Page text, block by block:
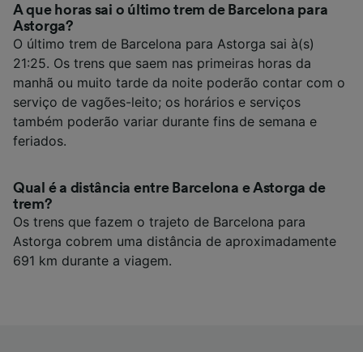
A que horas sai o último trem de Barcelona para
Astorga?
O último trem de Barcelona para Astorga sai à(s)
21:25. Os trens que saem nas primeiras horas da
manhã ou muito tarde da noite poderão contar com o
serviço de vagões-leito; os horários e serviços
também poderão variar durante fins de semana e
feriados.
Qual é a distância entre Barcelona e Astorga de
trem?
Os trens que fazem o trajeto de Barcelona para
Astorga cobrem uma distância de aproximadamente
691 km durante a viagem.